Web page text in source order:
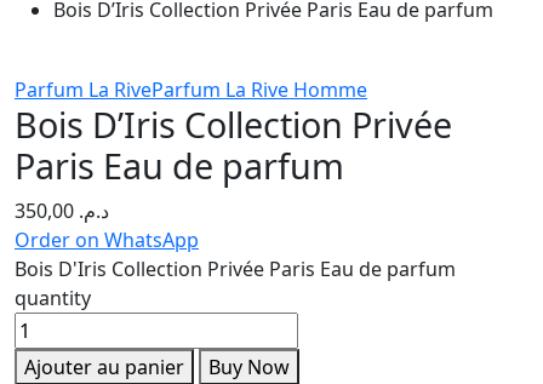
Bois D’Iris Collection Privée Paris Eau de parfum
Parfum La RiveParfum La Rive Homme
Bois D’Iris Collection Privée
Paris Eau de parfum
د.م.
Order on WhatsApp
Bois D'Iris Collection Privée Paris Eau de parfum
quantity
Ajouter au panier
Buy Now